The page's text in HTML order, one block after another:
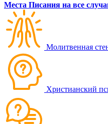
Места Писания на все
Молитвенная
Христианский